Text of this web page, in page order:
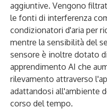
aggiuntive. Vengono
le fonti di interferenza
condizionatori d'aria per
mentre la sensibilità del
sensore è inoltre dotato
apprendimento AI che
rilevamento attraverso
adattandosi all'ambiente
corso del tempo.